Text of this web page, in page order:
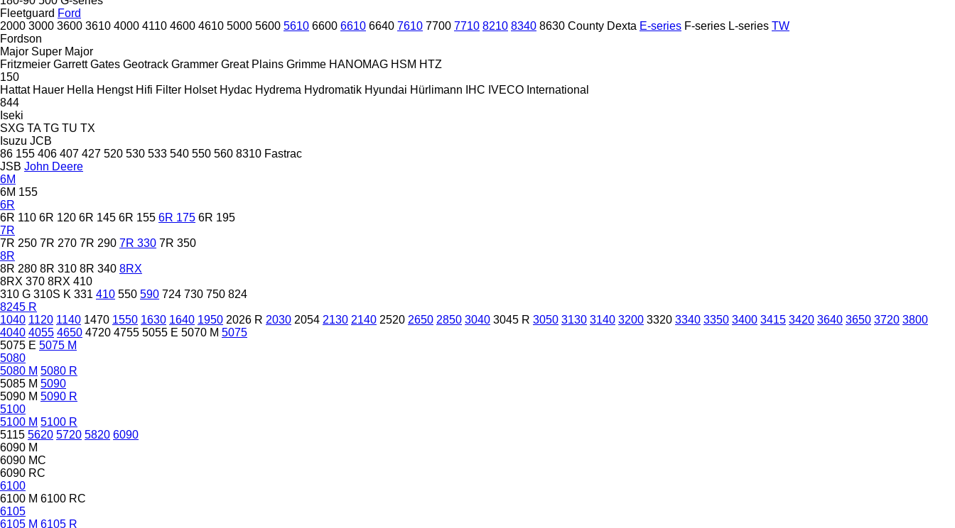
Fleetguard Ford
2000 3000 3600 3610 4000 4110 4600 4610 5000 5600 5610 6600 6610 6640 7610 7700 7710 8210 8340 8630 County Dexta E-series F-series L-series TW
Fordson
Major Super Major
Fritzmeier Garrett Gates Geotrack Grammer Great Plains Grimme HANOMAG HSM HTZ
150
Hattat Hauer Hella Hengst Hifi Filter Holset Hydac Hydrema Hydromatik Hyundai Hürlimann IHC IVECO International
844
Iseki
SXG TA TG TU TX
Isuzu JCB
86 155 406 407 427 520 530 533 540 550 560 8310 Fastrac
JSB John Deere
6M
6M 155
6R
6R 110 6R 120 6R 145 6R 155 6R 175 6R 195
7R
7R 250 7R 270 7R 290 7R 330 7R 350
8R
8R 280 8R 310 8R 340 8RX
8RX 370 8RX 410
310 G 310S K 331 410 550 590 724 730 750 824
8245 R
1040 1120 1140 1470 1550 1630 1640 1950 2026 R 2030 2054 2130 2140 2520 2650 2850 3040 3045 R 3050 3130 3140 3200 3320 3340 3350 3400 3415 3420 3640 3650 3720 3800
4040 4055 4650 4720 4755 5055 E 5070 M 5075
5075 E 5075 M
5080
5080 M 5080 R
5085 M 5090
5090 M 5090 R
5100
5100 M 5100 R
5115 5620 5720 5820 6090
6090 M
6090 MC
6090 RC
6100
6100 M 6100 RC
6105
6105 M 6105 R